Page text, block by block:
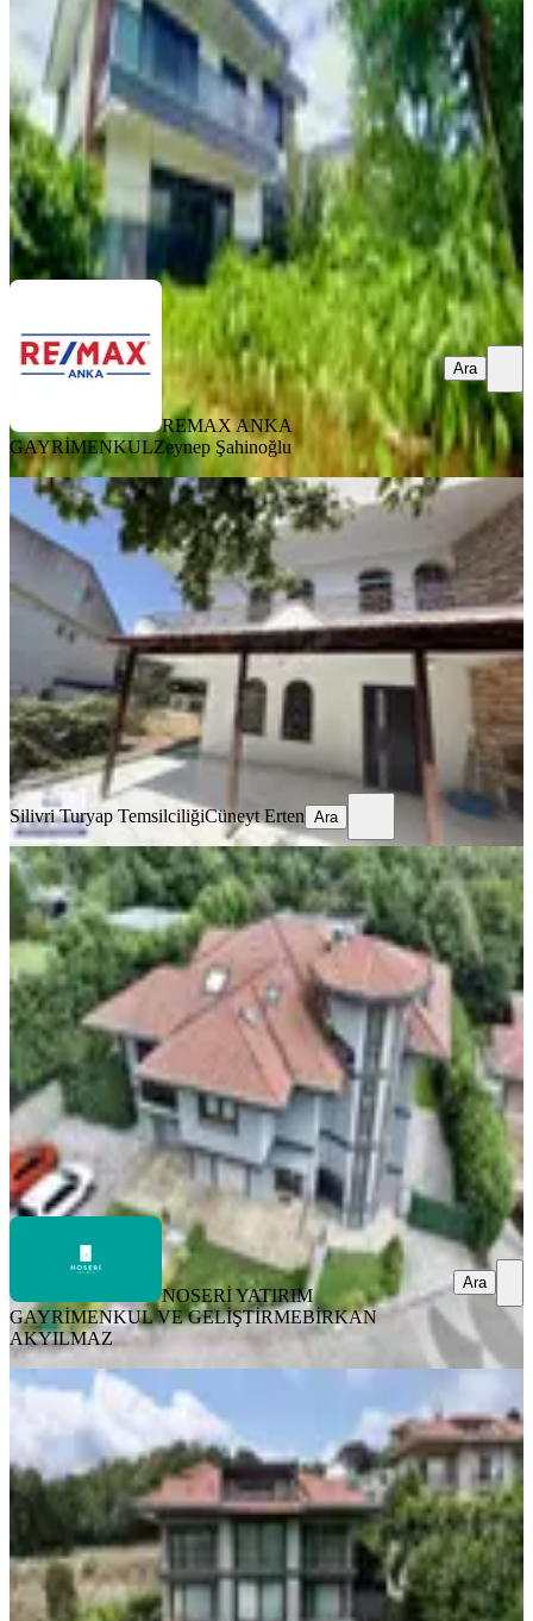
İstanbul, Şile
·240 m² ·02.08.2026
67.000 ₺
REMAX ANKA GAYRİMENKULZeynep Şahinoğlu
Ara
REMAX ANKA
GAYRİMENKULZeynep Şahinoğlu
Ara
KOMBİLİ
Silivri Parkköy De Kiralık Triplex
Villa
İstanbul, Silivri
3+1·190 m²·02.08.2026
50.000 ₺
Silivri Turyap Temsilciliği Cüneyt Erten
Ara
Silivri Turyap TemsilciliğiCüneyt Erten Ara
SİTE İÇİ
Site İçerisi Kiralık Çatı Dubleksi
İstanbul, Çekmeköy
5+1·350 m² · 02.08.2026
175.000 ₺
NOSERİ YATIRIM GAYRİMENKUL VE
GELİŞTİRMEBİRKAN AKYILMAZ
Ara
NOSERİ YATIRIM
GAYRİMENKUL VE GELİŞTİRMEBİRKAN
AKYILMAZ
Ara
SİTE İÇİ
Site İçerisi Kiralık Bahçe Dubleks
İstanbul, Çekmeköy
4+1
350 m²·02.08.2026
195.000 ₺